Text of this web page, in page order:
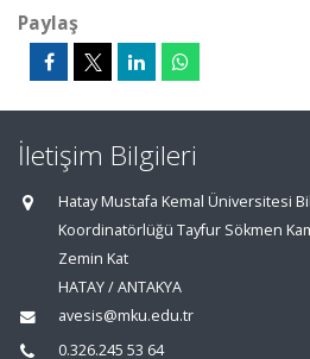
Paylaş
İletişim Bilgileri
Hatay Mustafa Kemal Üniversitesi
Koordinatörlüğü Tayfur Sökmen
Zemin Kat
HATAY / ANTAKYA
avesis@mku.edu.tr
0.326.245 53 64